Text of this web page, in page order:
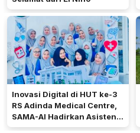
Inovasi Digital di HUT ke-3
RS Adinda Medical Centre,
SAMA-AI Hadirkan Asisten
Gizi Berbasis AI